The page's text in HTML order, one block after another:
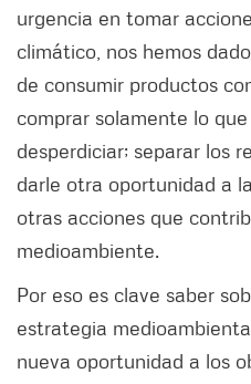
urgencia en tomar
climático, nos hemos
de consumir productos
comprar solamente lo
desperdiciar; separar los
darle otra oportunidad a
otras acciones que
medioambiente.
Por eso es clave saber
estrategia
nueva oportunidad a los